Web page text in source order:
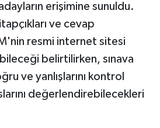
erişimine sunuldu.
ve cevap
resmi internet sitesi
belirtilirken, sınava
ve yanlışlarını kontrol
değerlendirebilecekleri